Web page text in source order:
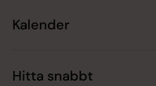
Kalender
Hitta snabbt